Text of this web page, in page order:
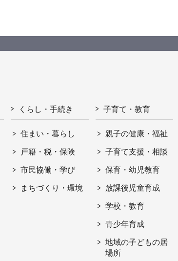
くらし・手続き
住まい・暮らし
戸籍・税・保険
市民協働・学び
まちづくり・環境
子育て・教育
親子の健康・福祉
子育て支援・相談
保育・幼児教育
放課後児童育成
学校・教育
青少年育成
地域の子どもの居
場所